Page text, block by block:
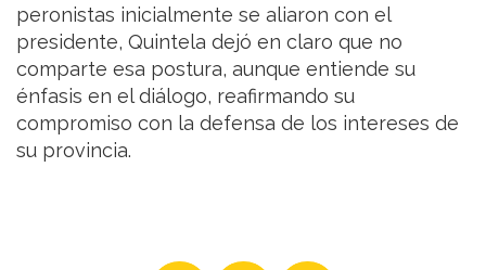
peronistas inicialmente se aliaron con el
presidente, Quintela dejó en claro que no
comparte esa postura, aunque entiende su
énfasis en el diálogo, reafirmando su
compromiso con la defensa de los intereses de
su provincia.